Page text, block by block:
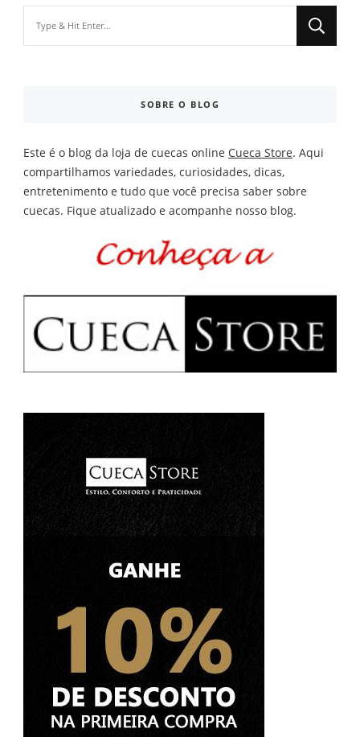
SOBRE O BLOG
Este é o blog da loja de cuecas online Cueca Store. Aqui
compartilhamos variedades, curiosidades, dicas,
entretenimento e tudo que você precisa saber sobre
cuecas. Fique atualizado e acompanhe nosso blog.